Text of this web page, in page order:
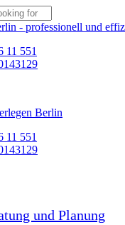
11 551
11 551
und Planung